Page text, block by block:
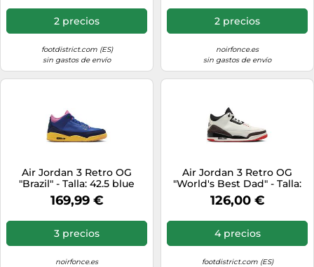
2 precios
footdistrict.com (ES)
sin gastos de envío
2 precios
noirfonce.es
sin gastos de envío
Air Jordan 3 Retro OG
"Brazil" - Talla: 42.5 blue
169,99 €
3 precios
noirfonce.es
Air Jordan 3 Retro OG
"World's Best Dad" - Talla:
45 white
126,00 €
4 precios
footdistrict.com (ES)